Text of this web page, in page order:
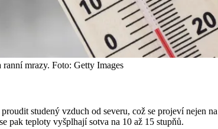
ranní mrazy. Foto: Getty Images
studený vzduch od severu, což se projeví nejen
pak teploty vyšplhají sotva na 10 až 15 stupňů.